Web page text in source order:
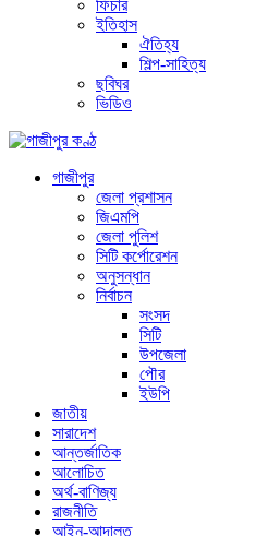
ফিচার
ইতিহাস
ঐতিহ্য
শিল্প-সাহিত্য
ছবিঘর
ভিডিও
গাজীপুর
জেলা প্রশাসন
জিএমপি
জেলা পুলিশ
সিটি কর্পোরেশন
অনুসন্ধান
নির্বাচন
সংসদ
সিটি
উপজেলা
পৌর
ইউপি
জাতীয়
সারাদেশ
আন্তর্জাতিক
আলোচিত
অর্থ-বাণিজ্য
রাজনীতি
আইন-আদালত